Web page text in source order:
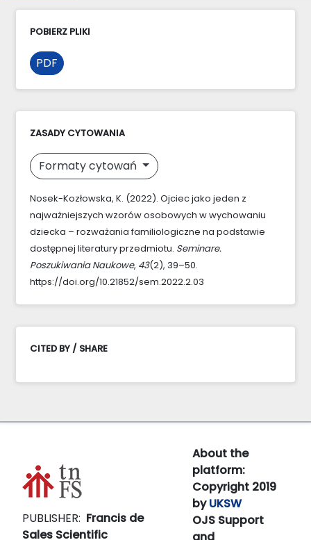
POBIERZ PLIKI
PDF
ZASADY CYTOWANIA
Formaty cytowań
Nosek-Kozłowska, K. (2022). Ojciec jako jeden z
najważniejszych wzorów osobowych w wychowaniu
dziecka – rozważania familiologiczne na podstawie
dostępnej literatury przedmiotu. Seminare.
Poszukiwania Naukowe, 43(2), 39–50.
https://doi.org/10.21852/sem.2022.2.03
CITED BY / SHARE
PUBLISHER: Francis de
Sales Scientific
About the
platform:
Copyright 2019
byUKSW
OJS Support